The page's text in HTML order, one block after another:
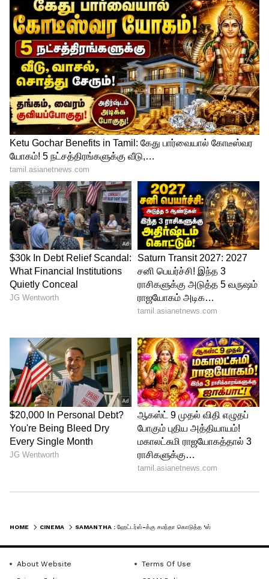
சாய் பல்லவிதான் முதல் சாய்ஸ்!
இதே உரையாடலில் சமந்தா ஒரு பெரிய
சீக்ரெட்டையும் உடைத்துள்ளார். 'மா இன்டி
பங்காரம்' படத்தின் கதாநாயகி தேர்விற்கு
படக்குழு முதலில் நடிகை சாய் பல்லவியை
தான் அணுகியதாம். ஆனால், சாய்
பல்லவியின் டேட்ஸ் பிரச்சினை காரணமாக,
அந்த வாய்ப்பு கடைசியாக சமந்தாவுக்கு
வந்துள்ளது. இதுபற்றி பேசிய சமந்தா,
"நான் இந்தப் படத்தை
தேர்ந்தெடுக்கவில்லை, இந்தப் படம் தான்
என்னைத் தேர்ந்தெடுத்தது" என்று
எமோஷனலாகக் கூறினார். மேலும், தனது
கேரக்டருக்கு ஏற்றவாறு படத்தின் கதையில்
சில மாற்றங்கள் செய்யப்பட்டதாகவும் அவர்
தெரிவித்தார். சாய் பல்லவியைப் பாராட்டிய
சமந்தா, எதிர்காலத்தில் தனது சொந்த
இணைந்து பணியாற்ற விரும்புவதாகவும்
விருப்பம் தெரிவித்தார்.
HOME CINEMA
About Website
Terms Of Use